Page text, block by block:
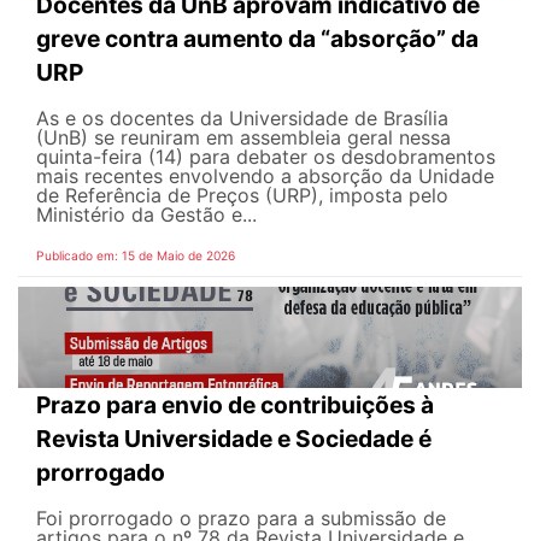
greve contra aumento da “absorção” da
URP
As e os docentes da Universidade de Brasília
(UnB) se reuniram em assembleia geral nessa
quinta-feira (14) para debater os desdobramentos
mais recentes envolvendo a absorção da Unidade
de Referência de Preços (URP), imposta pelo
Ministério da Gestão e...
Publicado em: 15 de Maio de 2026
Prazo para envio de contribuições à
Revista Universidade e Sociedade é
prorrogado
Foi prorrogado o prazo para a submissão de